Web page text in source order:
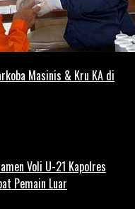
Masinis & Kru KA di
Voli U-21 Kapolres
Pemain Luar